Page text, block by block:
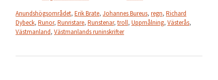
Anundshögsområdet, Erik Brate, Johannes Bureus, regn, Richard
Dybeck, Runor, Runristare, Runstenar, troll, Uppmålning, Västerås,
Västmanland, Västmanlands runinskrifter